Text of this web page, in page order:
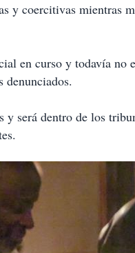
y coercitivas mientras
en curso y todavía no
denunciados.
será dentro de los